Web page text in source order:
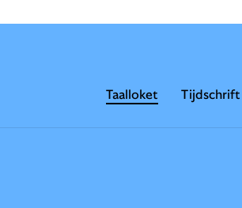
Taalloket Tijdschrift